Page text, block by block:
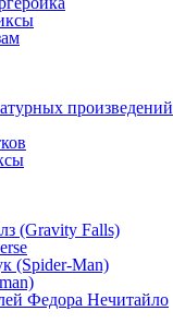
произведений
(Gravity Falls)
(Spider-Man)
Федора Нечитайло